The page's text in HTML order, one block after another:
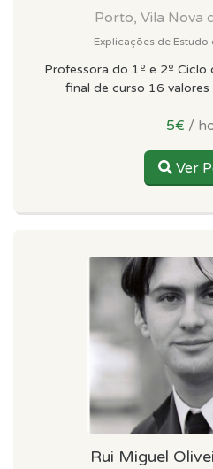
Porto, Vila Nova
Explicações de
Professora do 1º e 2º Ciclo
final de curso 16 valores
5€ /
Ver
Rui Miguel